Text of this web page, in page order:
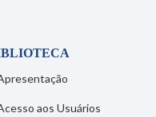
aos Usuários